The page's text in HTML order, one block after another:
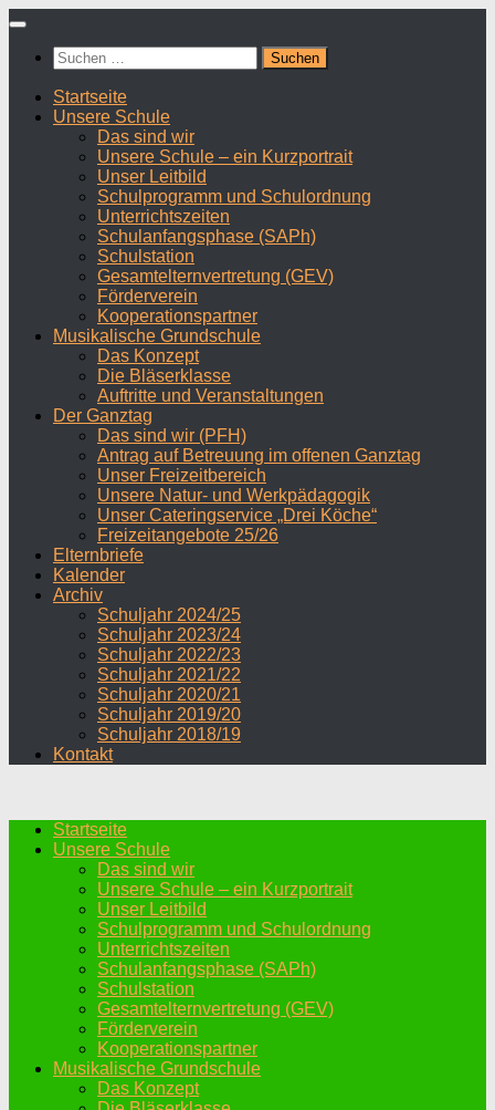
Zum
springenSuchen
nach:
Startseite
Unsere Schule
Das sind wir
Unsere Schule – ein Kurzportrait
Unser Leitbild
Schulprogramm und Schulordnung
Unterrichtszeiten
Schulanfangsphase (SAPh)
Schulstation
Gesamtelternvertretung (GEV)
Förderverein
Kooperationspartner
Musikalische Grundschule
Das Konzept
Die Bläserklasse
Auftritte und Veranstaltungen
Der Ganztag
Das sind wir (PFH)
Antrag auf Betreuung im offenen Ganztag
Unser Freizeitbereich
Unsere Natur- und Werkpädagogik
Unser Cateringservice „Drei Köche“
Freizeitangebote 25/26
Elternbriefe
Kalender
Archiv
Schuljahr 2024/25
Schuljahr 2023/24
Schuljahr 2022/23
Schuljahr 2021/22
Schuljahr 2020/21
Schuljahr 2019/20
Schuljahr 2018/19
Kontakt
Startseite
Unsere Schule
Das sind wir
Unsere Schule – ein Kurzportrait
Unser Leitbild
Schulprogramm und Schulordnung
Unterrichtszeiten
Schulanfangsphase (SAPh)
Schulstation
Gesamtelternvertretung (GEV)
Förderverein
Kooperationspartner
Musikalische Grundschule
Das Konzept